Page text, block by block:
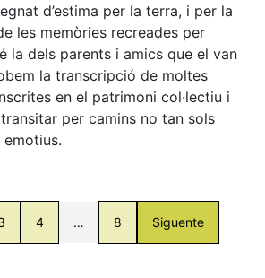
d’estima per la terra, i per la
les memòries recreades per
la dels parents i amics que el van
la transcripció de moltes
en el patrimoni col·lectiu i
per camins no tan sols
4 … 8 Siguente